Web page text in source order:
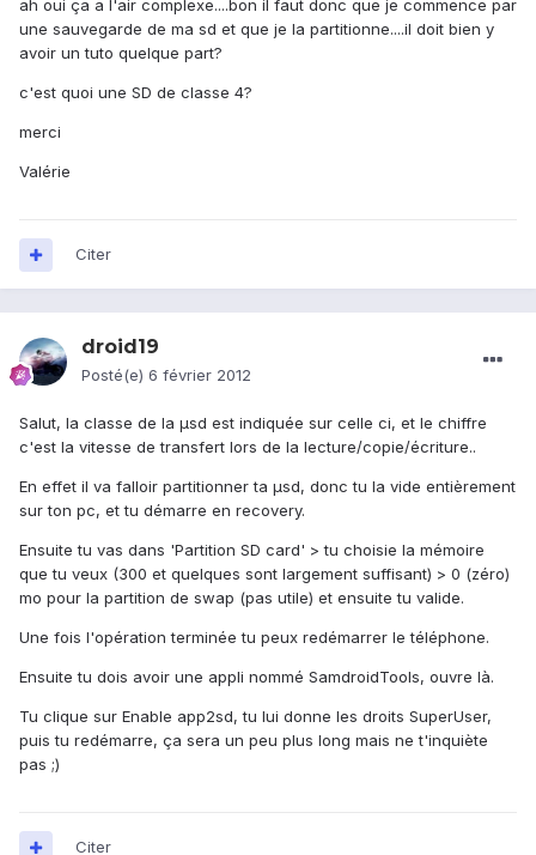
ah oui ça a l'air complexe....bon il faut donc que je commence par
une sauvegarde de ma sd et que je la partitionne....il doit bien y
avoir un tuto quelque part?
c'est quoi une SD de classe 4?
merci
Valérie
Citer
droid19
Posté(e) 6 février 2012
Salut, la classe de la µsd est indiquée sur celle ci, et le chiffre
c'est la vitesse de transfert lors de la lecture/copie/écriture..
En effet il va falloir partitionner ta µsd, donc tu la vide entièrement
sur ton pc, et tu démarre en recovery.
Ensuite tu vas dans 'Partition SD card' > tu choisie la mémoire
que tu veux (300 et quelques sont largement suffisant) > 0 (zéro)
mo pour la partition de swap (pas utile) et ensuite tu valide.
Une fois l'opération terminée tu peux redémarrer le téléphone.
Ensuite tu dois avoir une appli nommé SamdroidTools, ouvre là.
Tu clique sur Enable app2sd, tu lui donne les droits SuperUser,
puis tu redémarre, ça sera un peu plus long mais ne t'inquiète
pas ;)
Citer